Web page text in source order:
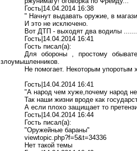
Гость|14.04.2014 16:38
" Начнут выдавать оружие, в
И это не исключено.
Вот ДТП - выходят два водилы
Гость|14.04.2014 16:41
Гость писал(a):
Для обороны , простому
злоумышленников.
Не помогает. Некоторым упоротым
Гость|14.04.2014 16:41
"А народ чем хуже,почему народ
Так наши жизни вроде как
А если плохо защищает то
Гость|14.04.2014 16:44
Гость писал(a):
"Оружейные бараны"
viewtopic.php?f=5&t=34336
Нет такой темы